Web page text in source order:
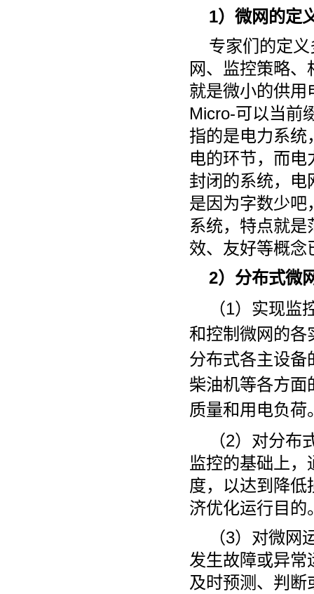
1）微网的定
专家们的定
网、监控策略
就是微小的供用
Micro-可以当前
指的是电力系统
电的环节，而
封闭的系统，电
是因为字数少吧
系统，特点就
效、友好等概念
2）分布式微
（1）实现
和控制微网的各
分布式各主设备
柴油机等各方面
质量和用电负荷
（2）对分
监控的基础上
度，以达到降
济优化运行目的
（3）对微
发生故障或异常
及时预测、判